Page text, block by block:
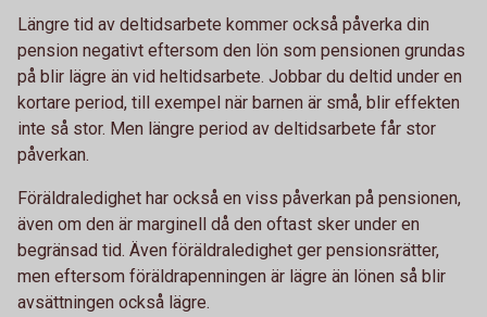
Längre tid av deltidsarbete kommer också påverka din
pension negativt eftersom den lön som pensionen grundas
på blir lägre än vid heltidsarbete. Jobbar du deltid under en
kortare period, till exempel när barnen är små, blir effekten
inte så stor. Men längre period av deltidsarbete får stor
påverkan.
Föräldraledighet har också en viss påverkan på pensionen,
även om den är marginell då den oftast sker under en
begränsad tid. Även föräldraledighet ger pensionsrätter,
men eftersom föräldrapenningen är lägre än lönen så blir
avsättningen också lägre.